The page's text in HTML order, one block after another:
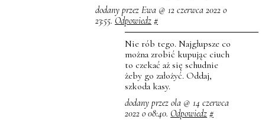
dodany przez Ewa @ 12 czerwca 2022 o
23:55. Odpowiedz #
Nie rób tego. Najgłupsze co
można zrobić kupując ciuch
to czekać aż się schudnie
żeby go założyć. Oddaj,
szkoda kasy.
dodany przez ola @ 14 czerwca
2022 o 08:40. Odpowiedz #